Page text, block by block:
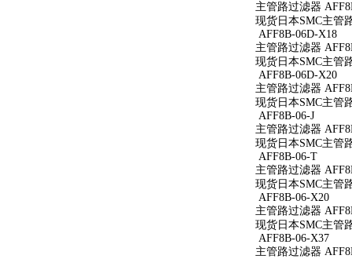
主管路过滤器
现货日本SMC主管
AFF8B-06D-X18
主管路过滤器
现货日本SMC主管
AFF8B-06D-X20
主管路过滤器
现货日本SMC主管
AFF8B-06-J
主管路过滤器
现货日本SMC主管
AFF8B-06-T
主管路过滤器
现货日本SMC主管
AFF8B-06-X20
主管路过滤器
现货日本SMC主管
AFF8B-06-X37
主管路过滤器